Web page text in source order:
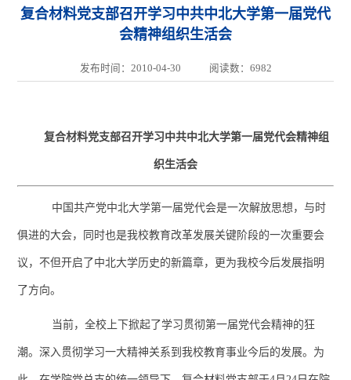
复合材料党支部召开学习中共中北大学第一届党代
会精神组织生活会
发布时间：2010-04-30 阅读数： 6982
复合材料党支部召开学习中共中北大学第一届党代会精神组
织生活会
中国共产党中北大学第一届党代会是一次解放思想，与时
俱进的大会，同时也是我校教育改革发展关键阶段的一次重要会
议，不但开启了中北大学历史的新篇章，更为我校今后发展指明
了方向。
当前，全校上下掀起了学习贯彻第一届党代会精神的狂
潮。深入贯彻学习一大精神关系到我校教育事业今后的发展。为